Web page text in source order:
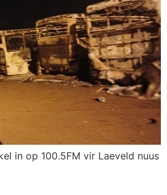
in op 100.5FM vir Laeveld nuus